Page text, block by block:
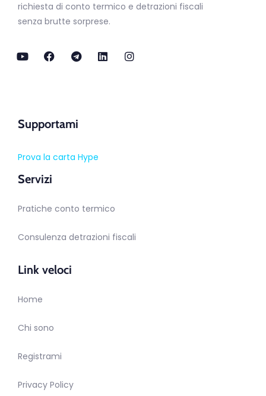
richiesta di conto termico e detrazioni fiscali
senza brutte sorprese.
Supportami
Prova la carta Hype
Servizi
Pratiche conto termico
Consulenza detrazioni fiscali
Link veloci
Home
Chi sono
Registrami
Privacy Policy